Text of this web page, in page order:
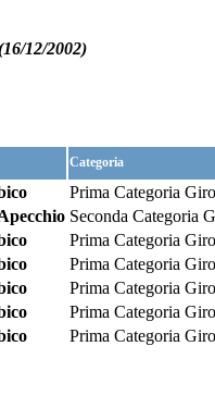
12/2002)
Categoria
Prima Categoria
Seconda Categoria
Prima Categoria
Prima Categoria
Prima Categoria
Prima Categoria
Prima Categoria